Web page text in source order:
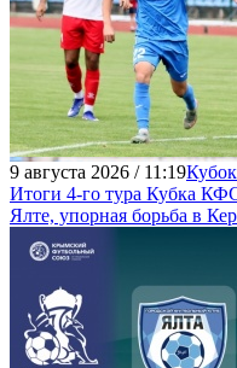
9 августа 2026 / 11:19
Итоги 4-го тура Кубка
Ялте, упорная борьба в